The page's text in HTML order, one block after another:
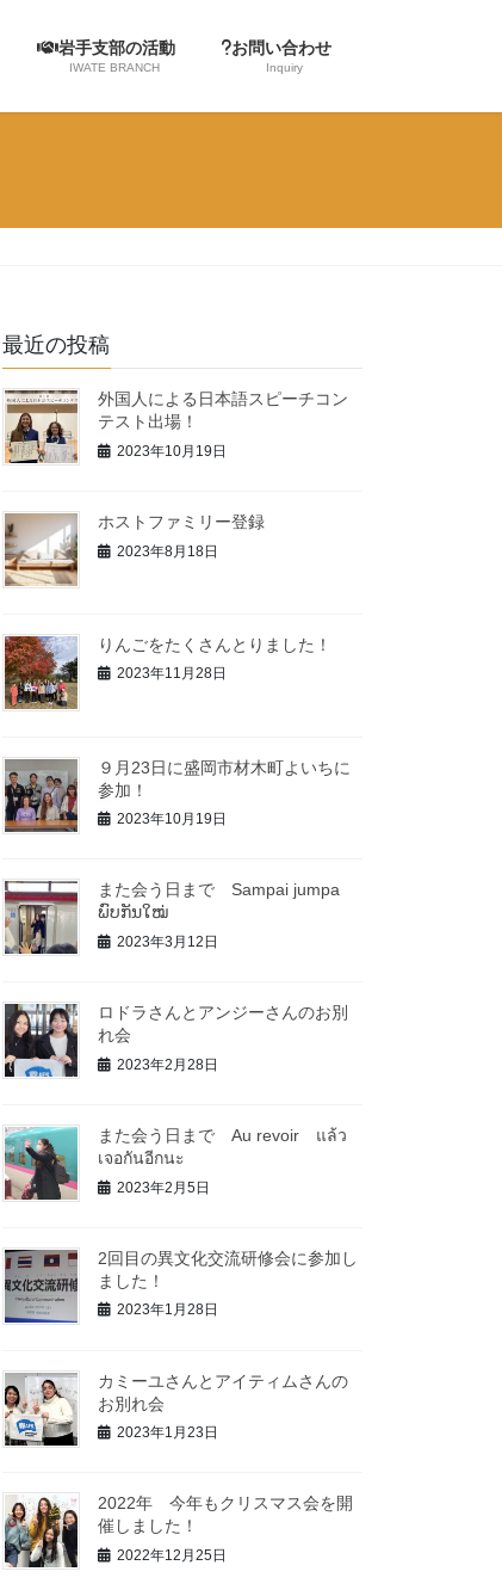
岩手支部の活動
IWATE BRANCH
お問い合わせ
Inquiry
最近の投稿
外国人による日本語スピーチコン
テスト出場！
2023年10月19日
ホストファミリー登録
2023年8月18日
りんごをたくさんとりました！
2023年11月28日
９月23日に盛岡市材木町よいちに
参加！
2023年10月19日
また会う日まで Sampai jumpa
ພົບກັນໃໝ່
2023年3月12日
ロドラさんとアンジーさんのお別
れ会
2023年2月28日
また会う日まで Au revoir แล้ว
เจอกันอีกนะ
2023年2月5日
2回目の異文化交流研修会に参加し
ました！
2023年1月28日
カミーユさんとアイティムさんの
お別れ会
2023年1月23日
2022年 今年もクリスマス会を開
催しました！
2022年12月25日